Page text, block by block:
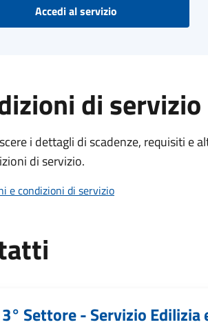
Accedi al servizio
di servizio
i dettagli di scadenze, requisiti e
di servizio.
e condizioni di servizio
3° Settore - Servizio Edilizia